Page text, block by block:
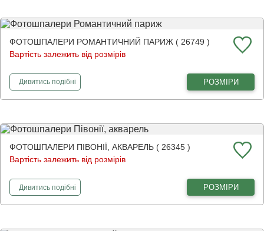
ФОТОШПАЛЕРИ РОМАНТИЧНИЙ ПАРИЖ ( 26749 )
Вартість залежить від розмірів
Дивитисьфотошпалери
подібні РОЗМІРИ
ФОТОШПАЛЕРИ ПІВОНІЇ, АКВАРЕЛЬ ( 26345 )
Вартість залежить від розмірів
Дивитисьфотошпалери
подібні РОЗМІРИ